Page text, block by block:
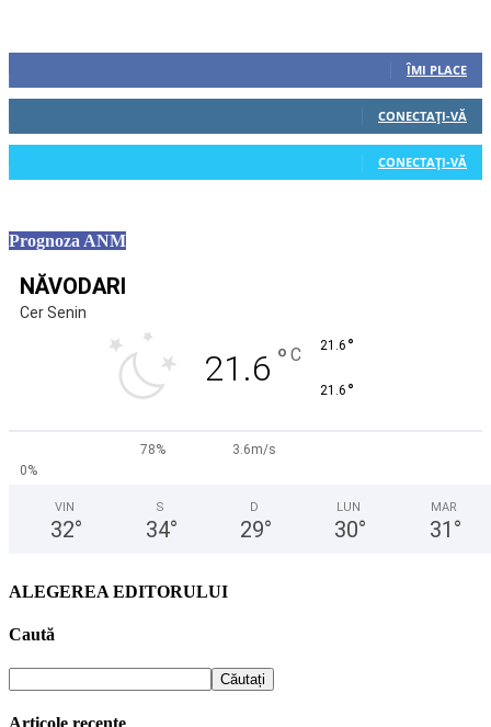
ÎMI PLACE
CONECTAȚI-VĂ
CONECTAȚI-VĂ
Prognoza ANM
NĂVODARI
Cer Senin
21.6 ° C 21.6 °
21.6 °
78%
3.6m/s
0%
VIN
32°
S
34°
D
29°
LUN
30°
MAR
31 °
ALEGEREA EDITORULUI
Caută